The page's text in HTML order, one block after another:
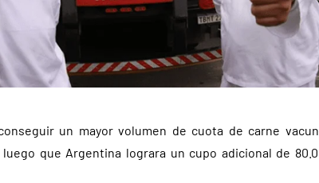
un mayor volumen de cuota de carne
que Argentina lograra un cupo adicional de